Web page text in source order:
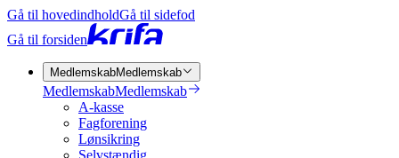
Gå til hovedindholdGå til sidefod
Gå til forsiden
MedlemskabMedlemskab
MedlemskabMedlemskab
A-kasse
Fagforening
Lønsikring